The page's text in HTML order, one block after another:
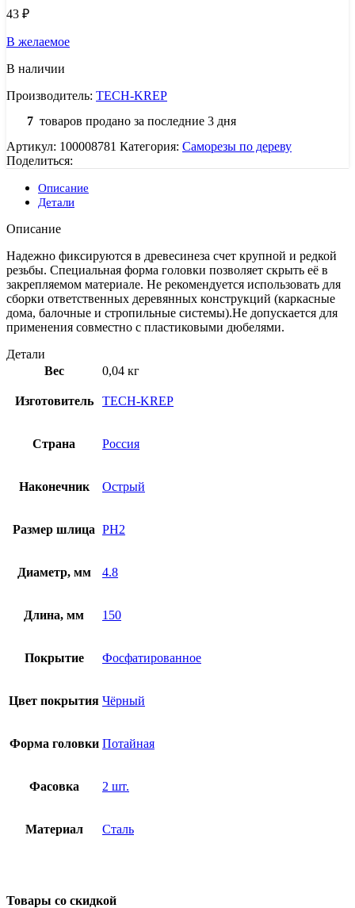
43 ₽
В желаемое
В наличии
Производитель: TECH-KREP
7 товаров продано за последние 3 дня
Артикул: 100008781 Категория: Саморезы по дереву
Поделиться:
Описание
Детали
Описание
Надежно фиксируются в древесинеза счет крупной и редкой
резьбы. Специальная форма головки позволяет скрыть её в
закрепляемом материале. Не рекомендуется использовать для
сборки ответственных деревянных конструкций (каркасные
дома, балочные и стропильные системы).Не допускается для
применения совместно с пластиковыми дюбелями.
Детали
Вес
0,04 кг
Изготовитель TECH-KREP
Страна Россия
Наконечник Острый
Размер шлица PH2
Диаметр, мм 4.8
Длина, мм 150
Покрытие Фосфатированное
Цвет покрытия Чёрный
Форма головки Потайная
Фасовка 2 шт.
Материал Сталь
Товары со скидкой